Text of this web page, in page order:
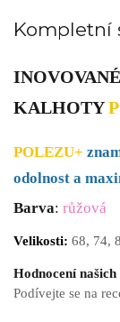
Kompletní
KALHOTY
POLEZU+
odolnost a
Barva: růžová
Velikosti: 68, 74,
Hodnocení
Podívejte se na